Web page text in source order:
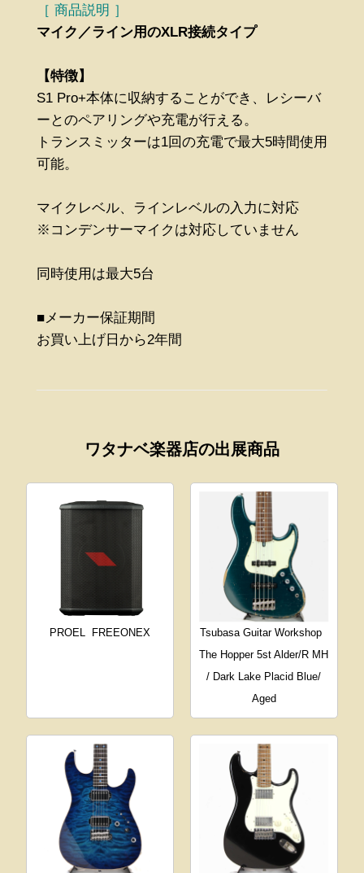
［ 商品説明 ］
マイク／ライン用のXLR接続タイプ
【特徴】
S1 Pro+本体に収納することができ、レシーバ
ーとのペアリングや充電が行える。
トランスミッターは1回の充電で最大5時間使用
可能。
マイクレベル、ラインレベルの入力に対応
※コンデンサーマイクは対応していません
同時使用は最大5台
■メーカー保証期間
お買い上げ日から2年間
ワタナベ楽器店の出展商品
PROEL FREEONEX
Tsubasa Guitar Workshop
The Hopper 5st Alder/R MH
/ Dark Lake Placid Blue/
Aged